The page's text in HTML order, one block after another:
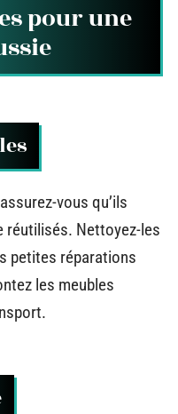
pour une
vous qu’ils
réutilisés. Nettoyez-les
petites réparations
les meubles